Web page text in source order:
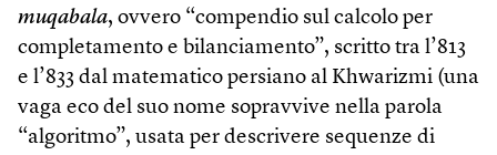
muqabala, ovvero “compendio sul calcolo per
completamento e bilanciamento”, scritto tra l’813
e l’833 dal matematico persiano al Khwarizmi (una
vaga eco del suo nome sopravvive nella parola
“algoritmo”, usata per descrivere sequenze di